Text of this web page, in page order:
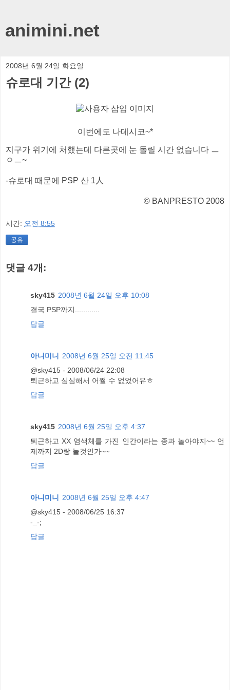
animini.net
2008년 6월 24일 화요일
슈로대 기간 (2)
이번에도 나데시코~*
지구가 위기에 처했는데 다른곳에 눈 돌릴 시간 없습니다 ㅡ
ㅇㅡ~
-슈로대 때문에 PSP 산 1人
© BANPRESTO 2008
시간: 오전 8:55
공유
댓글 4개:
sky415 2008년 6월 24일 오후 10:08
결국 PSP까지............
답글
아니미니
2008년 6월 25일 오전 11:45
@sky415 - 2008/06/24 22:08
퇴근하고 심심해서 어쩔 수 없었어유ㅎ
답글
sky415 2008년 6월 25일 오후 4:37
퇴근하고 XX 염색체를 가진 인간이라는 종과 놀아야지~~ 언
제까지 2D랑 놀것인가~~
답글
아니미니
2008년 6월 25일 오후 4:47
@sky415 - 2008/06/25 16:37
-_-;
답글